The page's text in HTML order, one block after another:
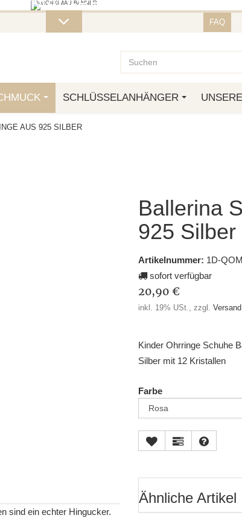
OTTO.
FAQ
SCHLÜSSELANHÄNGER
AUS 925 SILBER
Ballerina
925 Silber
Artikelnummer: 1D-
sofort verfügbar
20,90 €
inkl. 19% USt., zzgl. Versand
Kinder Ohrringe Schuhe
Silber mit 12 Kristallen
Farbe
sind ein echter Hingucker.
Ähnliche Artikel